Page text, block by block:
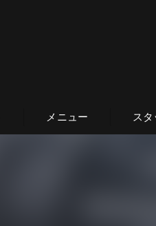
メニュー スタ